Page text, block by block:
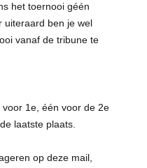
het toernooi géén
uiteraard ben je wel
vanaf de tribune te
1e, één voor de 2e
laatste plaats.
op deze mail,